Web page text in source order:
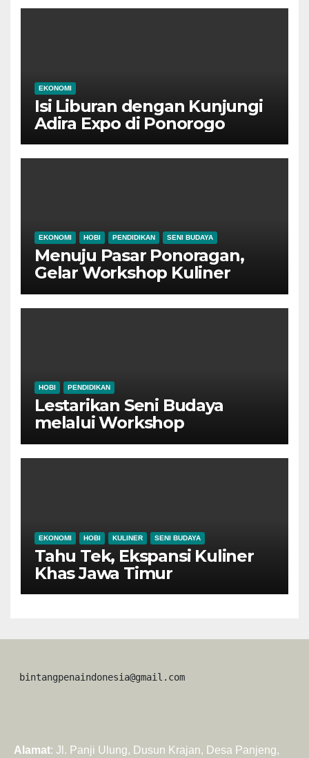
EKONOMI
Isi Liburan dengan Kunjungi
Adira Expo di Ponorogo
EKONOMI HOBI PENDIDIKAN SENI BUDAYA
Menuju Pasar Ponoragan,
Gelar Workshop Kuliner
Tradisional Ponorogo
HOBI PENDIDIKAN
Lestarikan Seni Budaya
melalui Workshop
Pertunjukan Tari Tradisional
Ponorogo
EKONOMI HOBI KULINER SENI BUDAYA
Tahu Tek, Ekspansi Kuliner
Khas Jawa Timur
bintangpenaindonesia@gmail.com
Alamat: Jl. Panji Ulung, Dusun Krajan, Desa Panjeng,